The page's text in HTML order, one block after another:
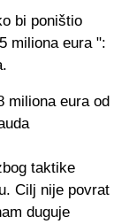
bi poništio
miliona eura ":
miliona eura od
taktike
Cilj nije povrat
duguje